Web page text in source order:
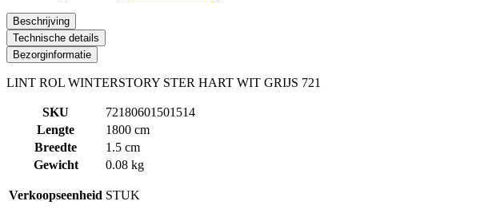
Beschrijving
Technische details
Bezorginformatie
LINT ROL WINTERSTORY STER HART WIT GRIJS 721
SKU
72180601501514
Lengte
1800 cm
Breedte
1.5 cm
Gewicht
0.08 kg
Verkoopseenheid STUK